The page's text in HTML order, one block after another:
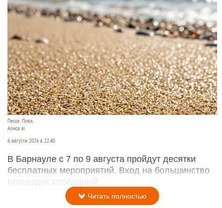
Песок. Пляж.
Алиса ai
6 августа 2026 в 22:40
В Барнауле с 7 по 9 августа пройдут десятки
бесплатных мероприятий. Вход на большинство
площадок свободный.
Читать полностью